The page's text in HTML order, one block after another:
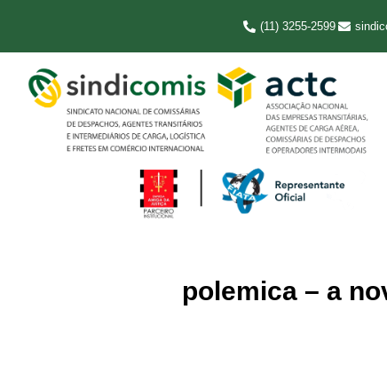
(11) 3255-2599
polemica – a